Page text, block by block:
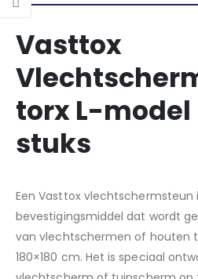
Vasttox
torx L-model
stuks
Een Vasttox vlechtschermsteun
bevestigingsmiddel dat wordt
van vlechtschermen of houten
180×180 cm. Het is speciaal